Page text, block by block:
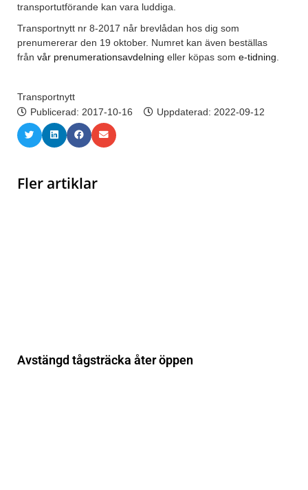
transportutförande kan vara luddiga.
Transportnytt nr 8-2017 når brevlådan hos dig som
prenumererar den 19 oktober. Numret kan även beställas
från vår prenumerationsavdelning eller köpas som e-tidning
Transportnytt
Publicerad: 2017-10-16 Uppdaterad: 2022-09-12
Fler artiklar
Avstängd tågsträcka åter öppen